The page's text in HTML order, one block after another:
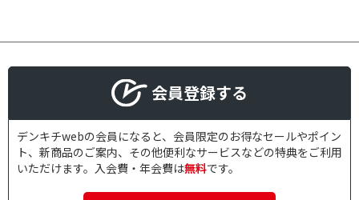
会員登録する
デンキチwebの会員になると、会員限定のお得なセールやポイン
ト、新商品のご案内、その他便利なサービスなどの特典をご利用
いただけます。入会費・年会費は無料です。